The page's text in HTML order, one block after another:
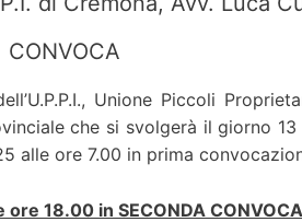
CONVOCA
Unione Piccoli
che si svolgerà il giorno
alle ore 7.00 in prima
18.00 in SECONDA